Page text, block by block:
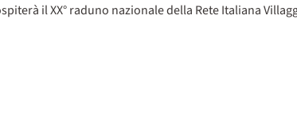
il XX° raduno nazionale della Rete Italiana